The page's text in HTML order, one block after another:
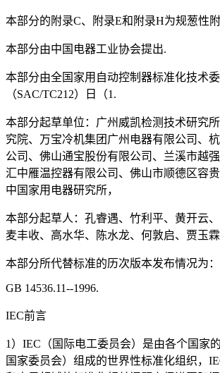
本部分的附录C、附录E和附录H为规葱性
本部分由中国电器工业协会提出.
本部分由全国家用自动控制器标准化技术
（SAC/TC212）日（1.
本部分起草单位：广州威凯检测技术研究
究院、万宝冷机集团广州电器有限公司、
公司、佛山通宝股份有限公司、兰溪市越
汇中雁温控器有限公司、佛山市顺德区容贵
中国家用电器研究所，
本部分起草人：孔睿遇、竹利平、黄开云、
麦丰收、高水华、陈水龙、何敦启、贾玉
本部分所代替标准的历次版本发布情况为：
GB 14536.11--1996.
IEC前言
1）IEC（国际电工委员会）是由各个国家
国家委员会）组成的世界性标准化组织，